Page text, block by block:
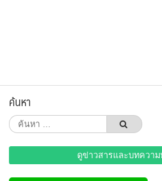
ค้นหา
ค้นหา
สำหรับ:
ดูข่าวสารและบทควา